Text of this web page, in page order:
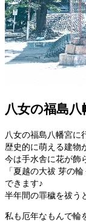
八女の福島八
八女の福島八幡宮に
歴史的に萌える建物
今は手水舎に花が飾
「夏越の大祓 芽の
できます♪
半年間の罪穢を祓う
私も厄年なもんで輪